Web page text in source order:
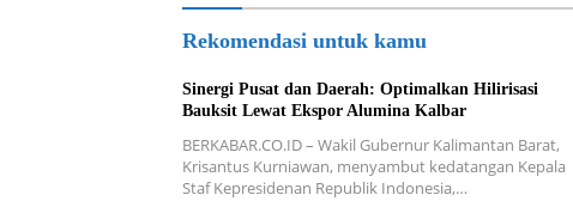
Rekomendasi untuk kamu
Sinergi Pusat dan Daerah: Optimalkan Hilirisasi
Bauksit Lewat Ekspor Alumina Kalbar
BERKABAR.CO.ID – Wakil Gubernur Kalimantan Barat,
Krisantus Kurniawan, menyambut kedatangan Kepala
Staf Kepresidenan Republik Indonesia,…